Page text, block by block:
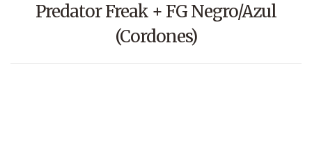
Predator Freak + FG Negro/Azul
(Cordones)